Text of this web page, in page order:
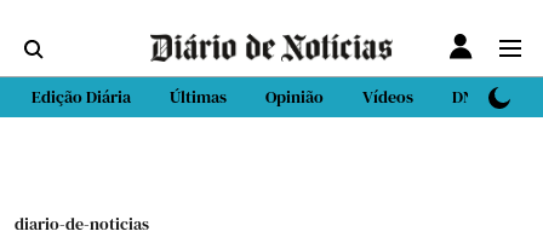
Edição Diária Últimas Opinião Vídeos DN Sport
diario-de-noticias